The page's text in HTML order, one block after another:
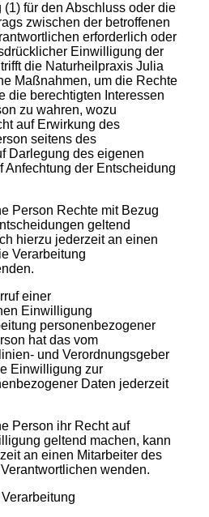
(1) für den Abschluss oder die
zwischen der betroffenen
erforderlich oder
Einwilligung der
die Naturheilpraxis Julia
Maßnahmen, um die Rechte
die berechtigten Interessen
zu wahren, wozu
auf Erwirkung des
seitens des
Darlegung des eigenen
Anfechtung der Entscheidung
Person Rechte mit Bezug
geltend
hierzu jederzeit an einen
Verarbeitung
einer
Einwilligung
personenbezogener
hat das vom
und Verordnungsgeber
Einwilligung zur
Daten jederzeit
Person ihr Recht auf
geltend machen, kann
an einen Mitarbeiter des
wenden.